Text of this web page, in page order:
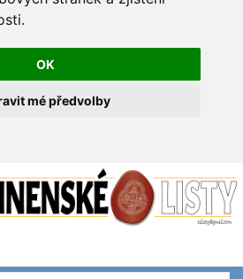
OK
mé předvolby